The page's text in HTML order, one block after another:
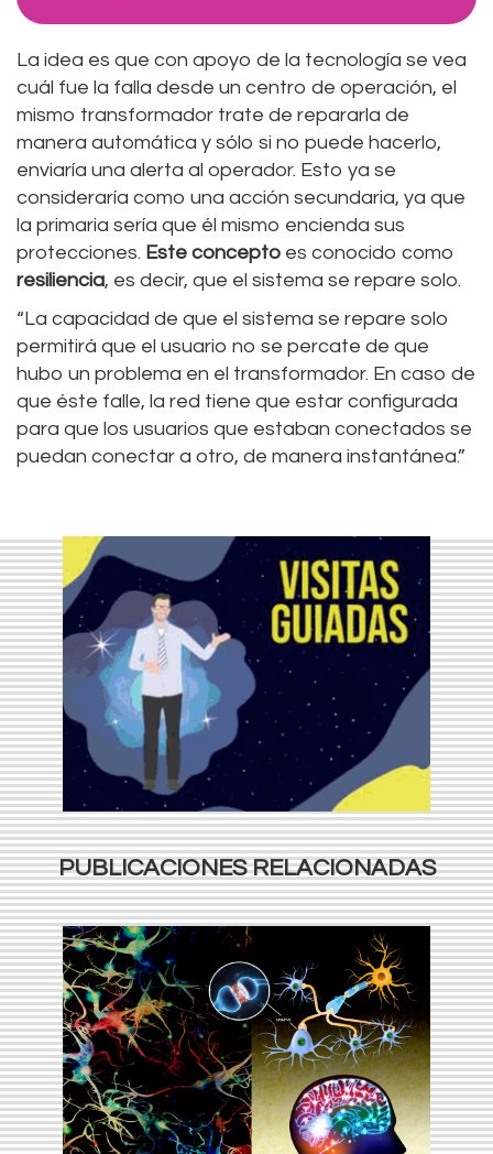
La idea es que con apoyo de la tecnología se vea
cuál fue la falla desde un centro de operación, el
mismo transformador trate de repararla de
manera automática y sólo si no puede hacerlo,
enviaría una alerta al operador. Esto ya se
consideraría como una acción secundaria, ya que
la primaria sería que él mismo encienda sus
protecciones. Este concepto es conocido como
resiliencia, es decir, que el sistema se repare solo.
“La capacidad de que el sistema se repare solo
permitirá que el usuario no se percate de que
hubo un problema en el transformador. En caso de
que éste falle, la red tiene que estar configurada
para que los usuarios que estaban conectados se
puedan conectar a otro, de manera instantánea.”
PUBLICACIONES RELACIONADAS